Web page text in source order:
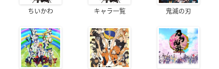
ちいかわ キャラ一覧 鬼滅の刃